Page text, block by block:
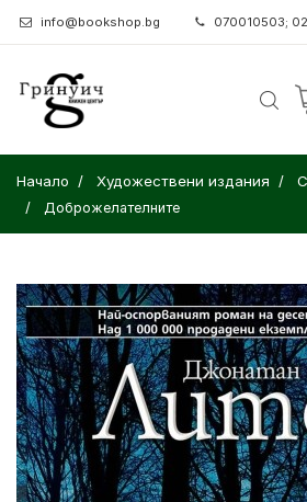
info@bookshop.bg 070010503;
Начало Художествени издания
Доброжелателните